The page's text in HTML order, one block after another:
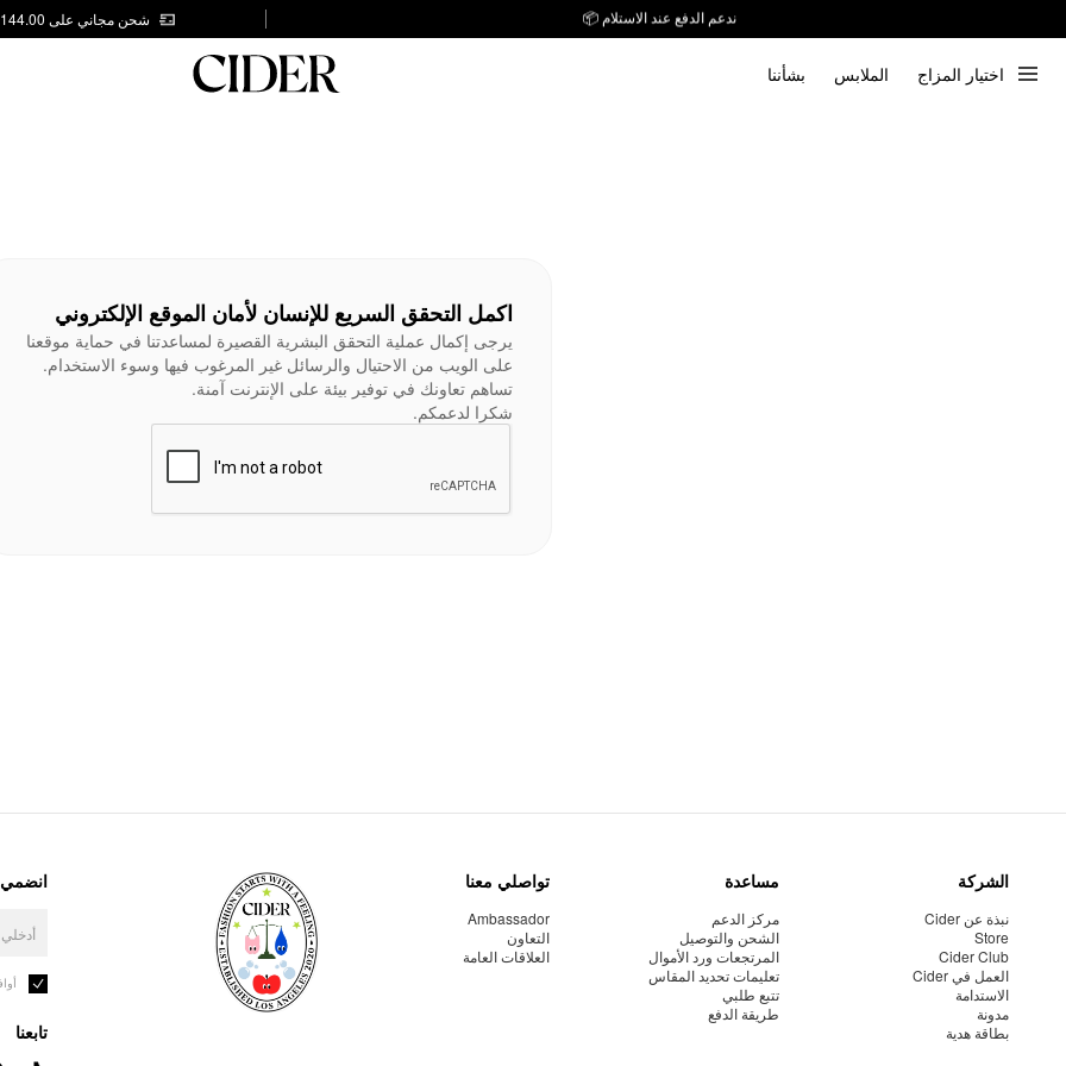
توصيل خلال 7 أيام إلى جميع دول الخليج
شحن مجاني على AED 144.00
اختيار المزاج الملابس بشأننا
اكمل التحقق السريع للإنسان لأمان الموقع الإلكتروني
يرجى إكمال عملية التحقق البشرية القصيرة لمساعدتنا في حماية موقعنا
على الويب من الاحتيال والرسائل غير المرغوب فيها وسوء الاستخدام.
تساهم تعاونك في توفير بيئة على الإنترنت آمنة.
شكرا لدعمكم.
الشركة
نبذة عن Cider
Store
Cider Club
العمل في Cider
الاستدامة
مدونة
بطاقة هدية
مساعدة
مركز الدعم
الشحن والتوصيل
المرتجعات ورد الأموال
تعليمات تحديد المقاس
تتبع طلبي
طريقة الدفع
تواصلي معنا
Ambassador
التعاون
العلاقات العامة
انضمي
تابعنا